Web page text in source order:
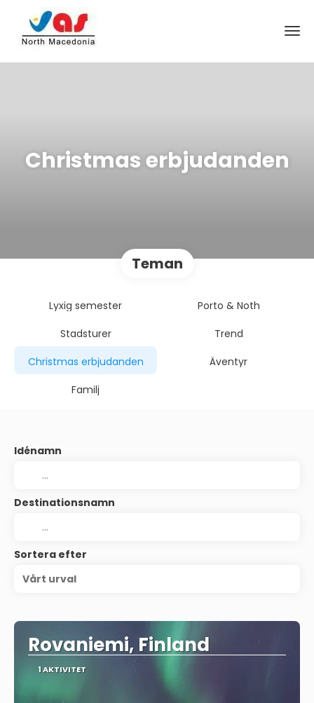
Christmas erbjudanden
Teman
Lyxig semester
Porto & Noth
Stadsturer
Trend
Christmas erbjudanden
Äventyr
Familj
Idénamn
Destinationsnamn
Sortera efter
Vårt urval
Rovaniemi, Finland
1 AKTIVITET